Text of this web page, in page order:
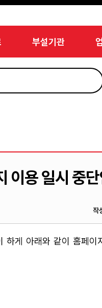
부설기관
이용 일시 중단
작
하게 아래와 같이 홈페